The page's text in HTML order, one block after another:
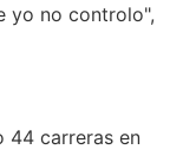
yo no controlo",
44 carreras en